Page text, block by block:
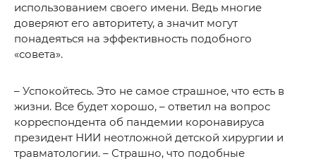
использованием своего имени. Ведь многие
доверяют его авторитету, а значит могут
понадеяться на эффективность подобного
«совета».
– Успокойтесь. Это не самое страшное, что есть в
жизни. Все будет хорошо, – ответил на вопрос
корреспондента об пандемии коронавируса
президент НИИ неотложной детской хирургии и
травматологии. – Страшно, что подобные